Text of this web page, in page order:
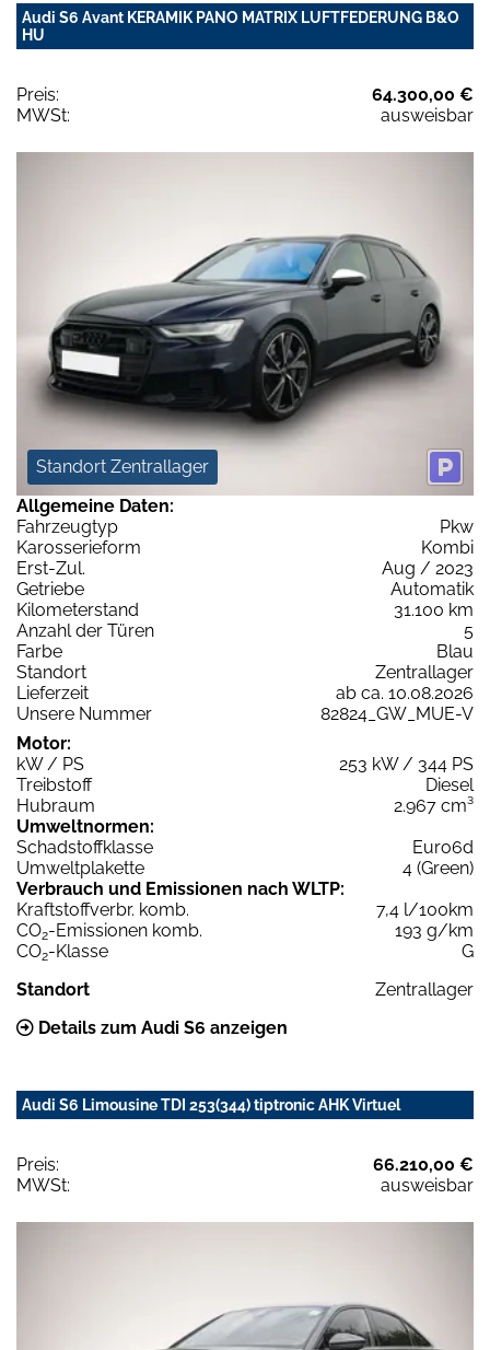
Audi S6 Avant KERAMIK PANO MATRIX LUFTFEDERUNG B&O
HU
Preis:
64.300,00 €
MWSt:
ausweisbar
Standort Zentrallager
Allgemeine Daten:
Fahrzeugtyp
Pkw
Karosserieform
Kombi
Erst-Zul.
Aug / 2023
Getriebe
Automatik
Kilometerstand
31.100 km
Anzahl der Türen
5
Farbe
Blau
Standort
Zentrallager
Lieferzeit
ab ca. 10.08.2026
Unsere Nummer
82824_GW_MUE-V
Motor:
kW / PS
253 kW / 344 PS
Treibstoff
Diesel
Hubraum
2.967 cm³
Umweltnormen:
Schadstoffklasse
Euro6d
Umweltplakette
4 (Green)
Verbrauch und Emissionen nach WLTP:
Kraftstoffverbr. komb.
7,4 l/100km
CO2-Emissionen komb.
193 g/km
CO2-Klasse
G
Standort
Zentrallager
Details zum Audi S6 anzeigen
Audi S6 Limousine TDI 253(344) tiptronic AHK Virtuel
Preis:
66.210,00 €
MWSt:
ausweisbar